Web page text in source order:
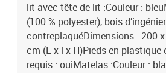
lit avec tête de lit :Couleur :
(100 % polyester), bois
contreplaquéDimensions : 200
cm (L x l x H)Pieds en plastique
requis : ouiMatelas :Couleur :